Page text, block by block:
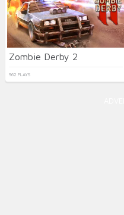
Zombie Derby 2
962 PLAYS